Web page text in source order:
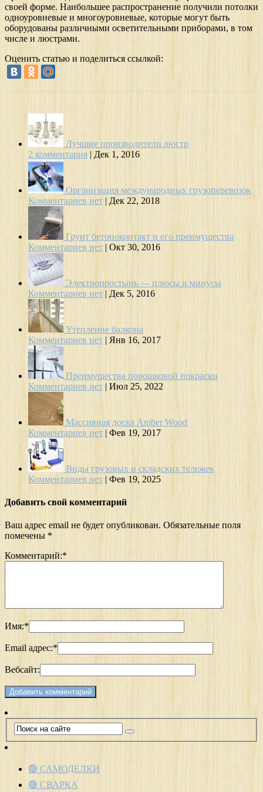
своей форме. Наибольшее распространение получили потолки
одноуровневые и многоуровневые, которые могут быть
оборудованы различными осветительными приборами, в том
числе и люстрами.
Оценить статью и поделиться ссылкой:
Лучшие производители люстр
2 комментария | Дек 1, 2016
Организация международных грузоперевозок
Комментариев нет | Дек 22, 2018
Грунт бетоноконтакт и его преимущества
Комментариев нет | Окт 30, 2016
Электропростынь — плюсы и минусы
Комментариев нет | Дек 5, 2016
Утепление балкона
Комментариев нет | Янв 16, 2017
Преимущества порошковой покраски
Комментариев нет | Июл 25, 2022
Массивная доска Amber Wood
Комментариев нет | Фев 19, 2017
Виды грузовых и складских тележек
Комментариев нет | Фев 19, 2025
Добавить свой комментарий
Ваш адрес email не будет опубликован. Обязательные поля
помечены *
Комментарий:*
Имя:*
Email адрес:*
Вебсайт:
🟢 САМОДЕЛКИ
🟢 СВАРКА